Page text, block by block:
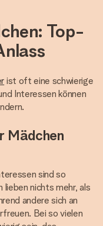
Top-
ist oft eine schwierige
Interessen können
Mädchen
sind so
lieben nichts mehr, als
andere sich an
Bei so vielen